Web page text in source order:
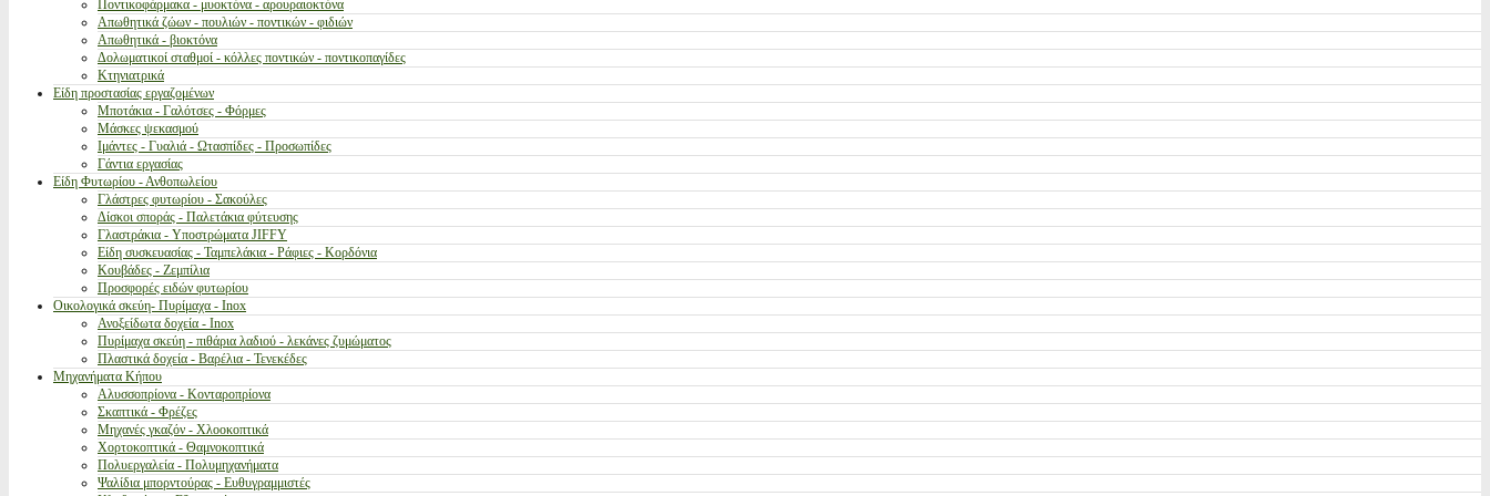
Ποντικοφάρμακα - μυοκτόνα - αρουραιοκτόνα
Απωθητικά ζώων - πουλιών - ποντικών - φιδιών
Απωθητικά - βιοκτόνα
Δολωματικοί σταθμοί - κόλλες ποντικών - ποντικοπαγίδες
Κτηνιατρικά
Είδη προστασίας εργαζομένων
Μποτάκια - Γαλότσες - Φόρμες
Μάσκες ψεκασμού
Ιμάντες - Γυαλιά - Ωτασπίδες - Προσωπίδες
Γάντια εργασίας
Είδη Φυτωρίου - Ανθοπωλείου
Γλάστρες φυτωρίου - Σακούλες
Δίσκοι σποράς - Παλετάκια φύτευσης
Γλαστράκια - Υποστρώματα JIFFY
Είδη συσκευασίας - Ταμπελάκια - Ράφιες - Κορδόνια
Κουβάδες - Ζεμπίλια
Προσφορές ειδών φυτωρίου
Οικολογικά σκεύη- Πυρίμαχα - Inox
Ανοξείδωτα δοχεία - Inox
Πυρίμαχα σκεύη - πιθάρια λαδιού - λεκάνες ζυμώματος
Πλαστικά δοχεία - Βαρέλια - Τενεκέδες
Μηχανήματα Κήπου
Αλυσσοπρίονα - Κονταροπρίονα
Σκαπτικά - Φρέζες
Μηχανές γκαζόν - Χλοοκοπτικά
Χορτοκοπτικά - Θαμνοκοπτικά
Πολυεργαλεία - Πολυμηχανήματα
Ψαλίδια μπορντούρας - Ευθυγραμμιστές